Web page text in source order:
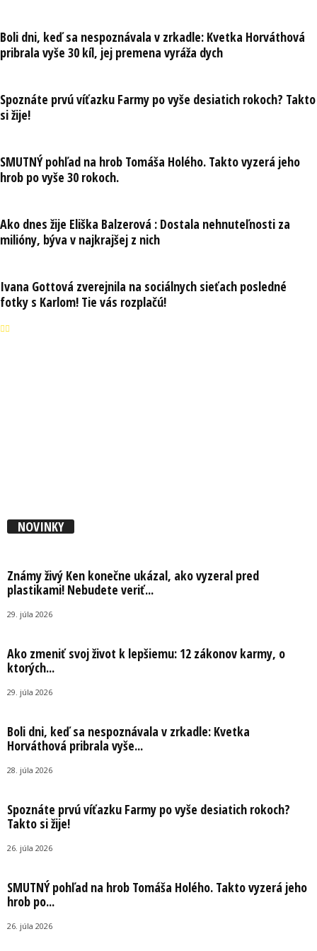
Boli dni, keď sa nespoznávala v zrkadle: Kvetka Horváthová
pribrala vyše 30 kíl, jej premena vyráža dych
Spoznáte prvú víťazku Farmy po vyše desiatich rokoch? Takto
si žije!
SMUTNÝ pohľad na hrob Tomáša Holého. Takto vyzerá jeho
hrob po vyše 30 rokoch.
Ako dnes žije Eliška Balzerová : Dostala nehnuteľnosti za
milióny, býva v najkrajšej z nich
Ivana Gottová zverejnila na sociálnych sieťach posledné
fotky s Karlom! Tie vás rozplačú!
NOVINKY
Známy živý Ken konečne ukázal, ako vyzeral pred
plastikami! Nebudete veriť...
29. júla 2026
Ako zmeniť svoj život k lepšiemu: 12 zákonov karmy, o
ktorých...
29. júla 2026
Boli dni, keď sa nespoznávala v zrkadle: Kvetka
Horváthová pribrala vyše...
28. júla 2026
Spoznáte prvú víťazku Farmy po vyše desiatich rokoch?
Takto si žije!
26. júla 2026
SMUTNÝ pohľad na hrob Tomáša Holého. Takto vyzerá jeho
hrob po...
26. júla 2026